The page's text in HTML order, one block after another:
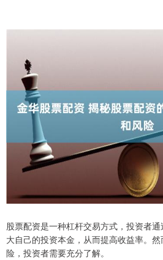
股票配资是一种杠杆交易方式，投资者
大自己的投资本金，从而提高收益率。
险，投资者需要充分了解。